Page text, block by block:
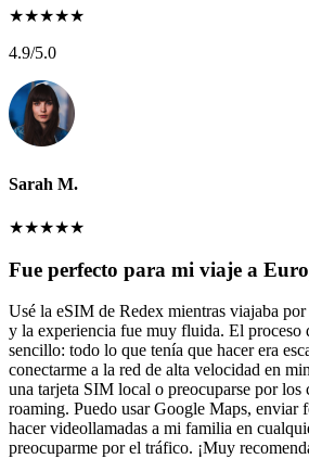
★★★★★
4.9/5.0
Sarah M.
★★★★★
Fue perfecto para mi viaje a
Usé la eSIM de Redex mientras viajaba
y la experiencia fue muy fluida. El proceso
sencillo: todo lo que tenía que hacer era
conectarme a la red de alta velocidad en
una tarjeta SIM local o preocuparse por los
roaming. Puedo usar Google Maps, enviar
hacer videollamadas a mi familia en
preocuparme por el tráfico. ¡Muy